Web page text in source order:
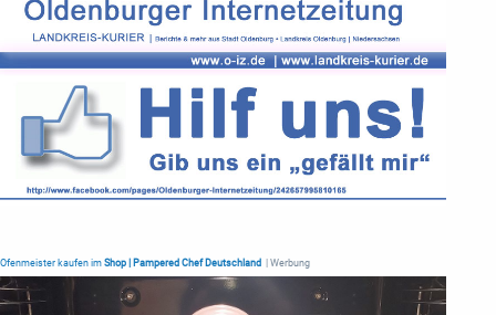
Ofenmeister kaufen im Shop | Pampered Chef Deutschland | Werbung